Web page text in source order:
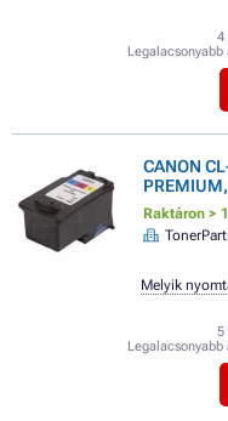
4
CANON
Raktáron >
5
Melyik